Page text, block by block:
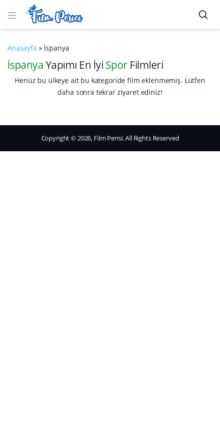
Anasayfa » İspanya
İspanya Yapımı En İyi Spor Filmleri
Henüz bu ülkeye ait bu kategoride film eklenmemiş. Lütfen
daha sonra tekrar ziyaret ediniz!
Copyright © 2026, Film Perisi. All Rights Reserved